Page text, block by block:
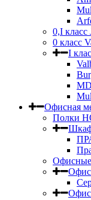
0,I
0 класс
I
Офисная
Полки